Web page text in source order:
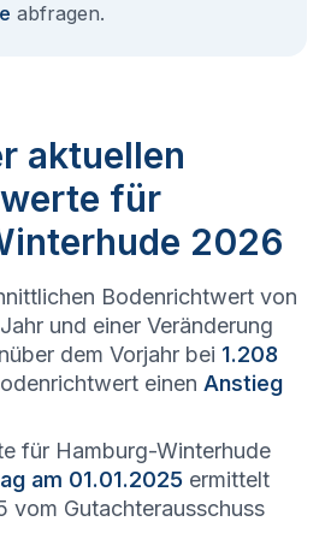
abfragen.
aktuellen
für
2026
Bodenrichtwert von
und einer Veränderung
dem Vorjahr bei 1.208
einen Anstieg
für Hamburg-Winterhude
am 01.01.2025 ermittelt
vom Gutachterausschuss